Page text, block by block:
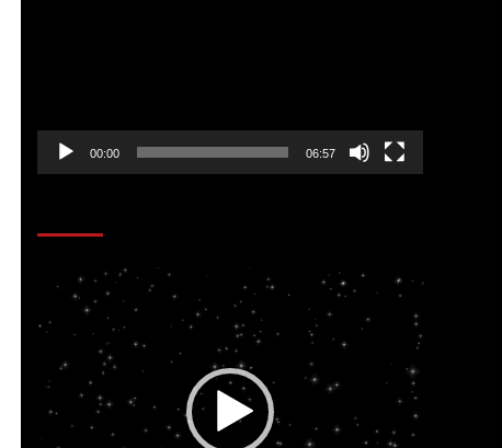
00:00 06:57
Reproductor
vídeo